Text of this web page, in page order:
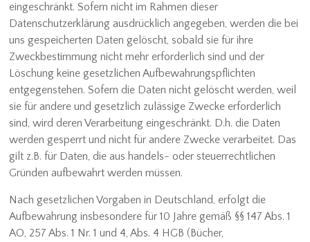
eingeschränkt. Sofern nicht im Rahmen dieser
Datenschutzerklärung ausdrücklich angegeben, werden die bei
uns gespeicherten Daten gelöscht, sobald sie für ihre
Zweckbestimmung nicht mehr erforderlich sind und der
Löschung keine gesetzlichen Aufbewahrungspflichten
entgegenstehen. Sofern die Daten nicht gelöscht werden, weil
sie für andere und gesetzlich zulässige Zwecke erforderlich
sind, wird deren Verarbeitung eingeschränkt. D.h. die Daten
werden gesperrt und nicht für andere Zwecke verarbeitet. Das
gilt z.B. für Daten, die aus handels- oder steuerrechtlichen
Gründen aufbewahrt werden müssen.
Nach gesetzlichen Vorgaben in Deutschland, erfolgt die
Aufbewahrung insbesondere für 10 Jahre gemäß §§ 147 Abs. 1
AO, 257 Abs. 1 Nr. 1 und 4, Abs. 4 HGB (Bücher,